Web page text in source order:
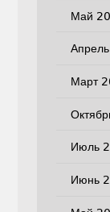
Май
Март
Июль
Июнь